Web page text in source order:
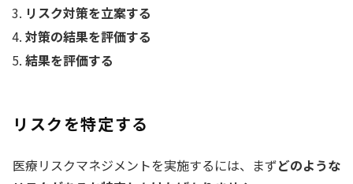
リスク対策を立案する
対策の結果を評価する
結果を評価する
リスクを特定する
医療リスクマネジメントを実施するには、まずどのような